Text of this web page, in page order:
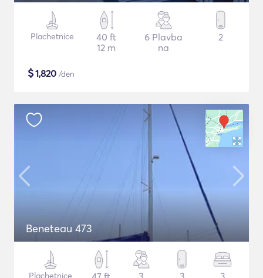
Plachetnice
40 ft
12 m
6 Plavba
na
2
$1,820 /den
Beneteau 473
Plachetnice